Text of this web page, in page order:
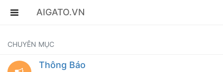
AIGATO.VN
CHUYÊN MỤC
Thông Báo